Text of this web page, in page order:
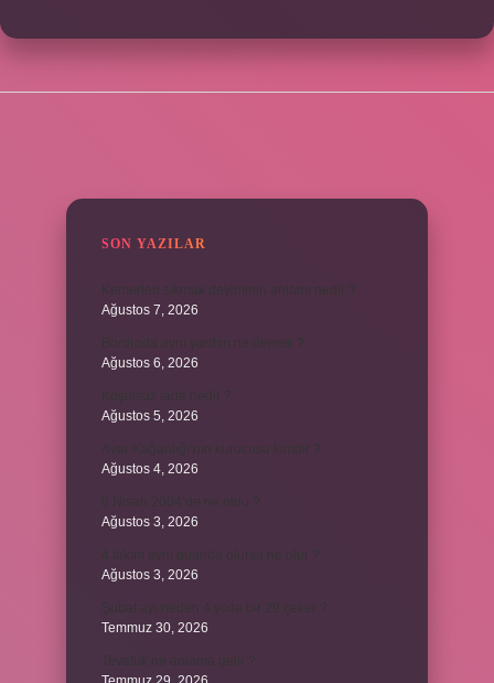
SON YAZILAR
Kemerleri sıkmak deyiminin anlamı nedir ?
Ağustos 7, 2026
Ağustos 6, 2026
Ağustos 5, 2026
Ağustos 4, 2026
Ağustos 3, 2026
Ağustos 3, 2026
Temmuz 30, 2026